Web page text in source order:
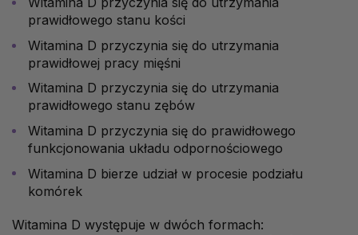
prawidłowego stanu kości
Witamina D przyczynia się do utrzymania
prawidłowej pracy mięśni
Witamina D przyczynia się do utrzymania
prawidłowego stanu zębów
Witamina D przyczynia się do prawidłowego
funkcjonowania układu odpornościowego
Witamina D bierze udział w procesie podziału
komórek
Witamina D występuje w dwóch formach: